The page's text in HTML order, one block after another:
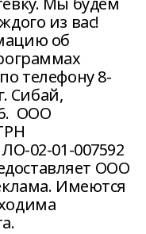
из вас!
об
телефону 8-
Сибай,
ООО
02-01-007592
ООО
Имеются